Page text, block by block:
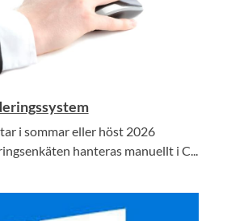
i sommar eller höst 2026
hanteras manuellt i C...